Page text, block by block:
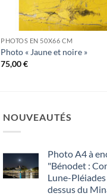
PHOTOS EN 50X66 CM
Photo « Jaune et noire »
75,00€
NOUVEAUTÉS
Photo A4 à
"Bénodet :
Lune-
dessus du